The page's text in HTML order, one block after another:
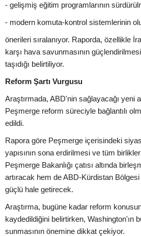
- gelişmiş eğitim programlarının
- modern komuta-kontrol sistemlerinin
önerileri sıralanıyor. Raporda, özellikle
karşı hava savunmasının
taşıdığı belirtiliyor.
Reform Şartı Vurgusu
Araştırmada, ABD'nin sağlayacağı yeni
Peşmerge reform süreciyle bağlantılı
edildi.
Rapora göre Peşmerge içerisindeki
yapısının sona erdirilmesi ve tüm
Peşmerge Bakanlığı çatısı altında
artıracak hem de ABD-Kürdistan Bölgesi
güçlü hale getirecek.
Araştırma, bugüne kadar reform
kaydedildiğini belirtirken, Washington'ın
sunmasının önemine dikkat çekiyor.